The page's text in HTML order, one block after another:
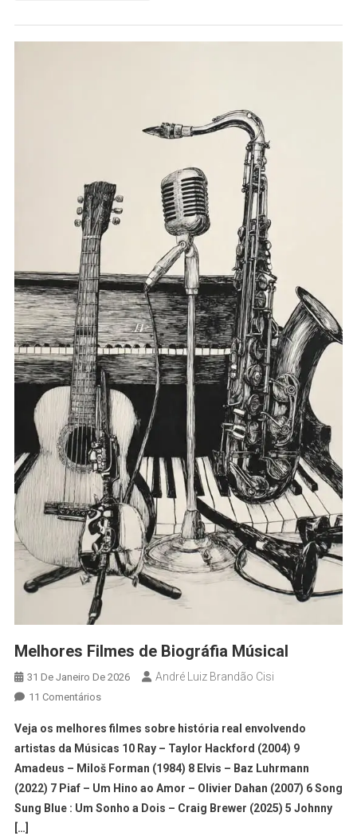
Melhores Filmes de Biográfia Músical
31 De Janeiro De 2026 André Luiz Brandão Cisi
11 Comentários
Veja os melhores filmes sobre história real envolvendo
artistas da Músicas 10 Ray – Taylor Hackford (2004) 9
Amadeus – Miloš Forman (1984) 8 Elvis – Baz Luhrmann
(2022) 7 Piaf – Um Hino ao Amor – Olivier Dahan (2007) 6 Song
Sung Blue : Um Sonho a Dois – Craig Brewer (2025) 5 Johnny
[…]